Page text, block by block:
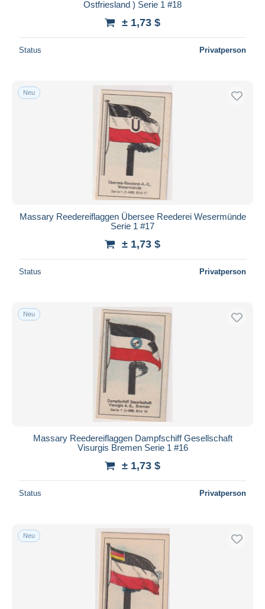
Ostfriesland ) Serie 1 #18
± 1,73 $
Status Privatperson
Neu
Massary Reedereiflaggen Übersee Reederei Wesermünde
Serie 1 #17
± 1,73 $
Status Privatperson
Neu
Massary Reedereiflaggen Dampfschiff Gesellschaft
Visurgis Bremen Serie 1 #16
± 1,73 $
Status Privatperson
Neu